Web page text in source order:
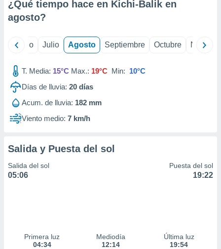
¿Qué tiempo hace en Kichi-Balik en
agosto?
Junio Julio Agosto Septiembre Octubre
T. Media: 15°C Max.: 19°C Min: 10°C
Días de lluvia: 20 días
Acum. de lluvia: 182 mm
Viento medio: 7 km/h
Salida y Puesta del sol
Salida del sol
05:06
Puesta del sol
19:22
Primera luz
04:34
Mediodía
12:14
Última luz
19:54